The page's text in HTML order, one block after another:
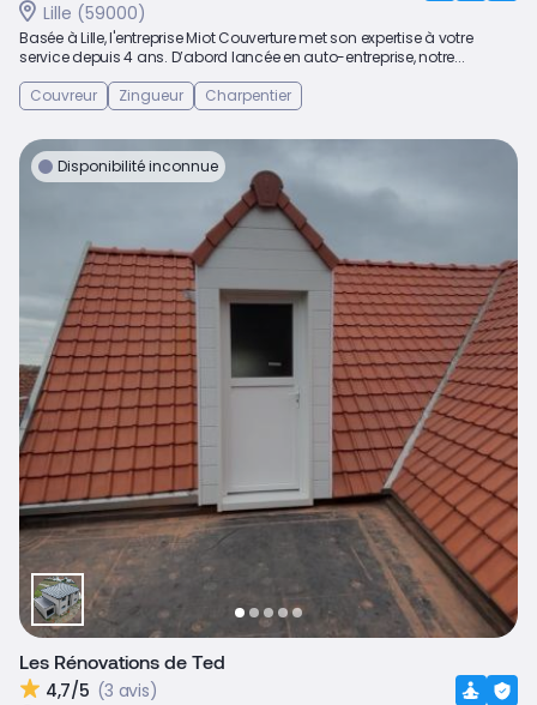
Lille (59000)
Basée à Lille, l'entreprise Miot Couverture met son expertise à votre
service depuis 4 ans. D’abord lancée en auto-entreprise, notre...
Couvreur
Zingueur Charpentier
Disponibilité inconnue
Les Rénovations de Ted
4,7/5 (3 avis)